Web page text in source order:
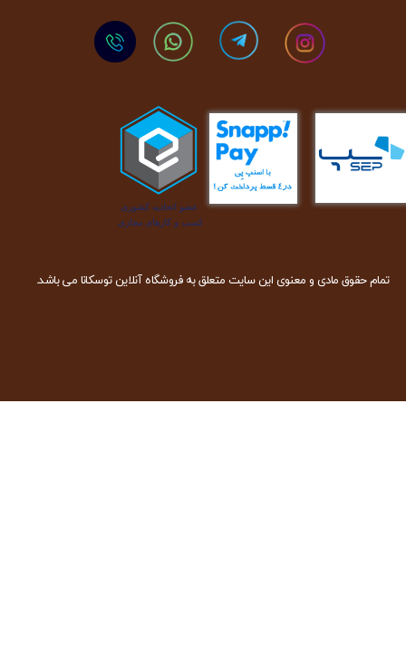
تمام حقوق مادی و معنوی این سایت متعلق به فروشگاه آنلاین توسکانا می باشد.